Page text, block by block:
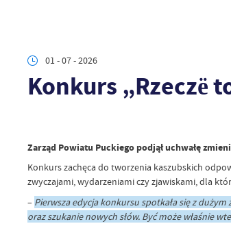
01 - 07 - 2026
Konkurs „Rzeczë
Zarząd Powiatu Puckiego podjął uchwałę
Konkurs zachęca do tworzenia kaszubskich
zwyczajami, wydarzeniami czy zjawiskami, dla
– Pierwsza edycja konkursu spotkała się z
oraz szukanie nowych słów. Być może właśnie